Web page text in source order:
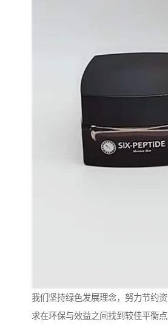
我们坚持绿色发展理念，努力节约
求在环保与效益之间找到较佳平衡点